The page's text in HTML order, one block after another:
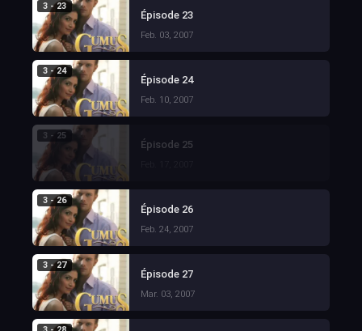
3 - 23
Épisode 23
Feb. 03, 2007
3 - 24
Épisode 24
Feb. 10, 2007
3 - 25
Épisode 25
3 - 26
Épisode 26
Feb. 24, 2007
3 - 27
Épisode 27
Mar. 03, 2007